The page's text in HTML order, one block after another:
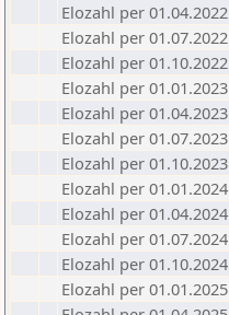
Elozahl per 01.04.2022
Elozahl per 01.07.2022
Elozahl per 01.10.2022
Elozahl per 01.01.2023
Elozahl per 01.04.2023
Elozahl per 01.07.2023
Elozahl per 01.10.2023
Elozahl per 01.01.2024
Elozahl per 01.04.2024
Elozahl per 01.07.2024
Elozahl per 01.10.2024
Elozahl per 01.01.2025